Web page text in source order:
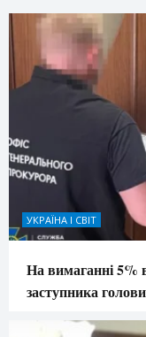
УКРАЇНА І СВІТ
На вимаганні 5%
заступника